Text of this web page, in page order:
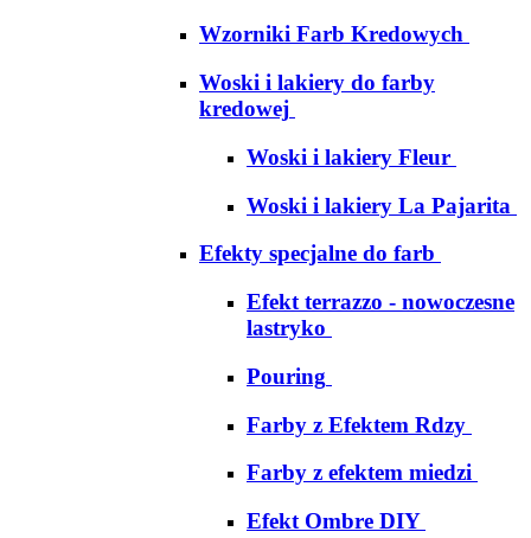
Wzorniki Farb Kredowych
Woski i lakiery do farby
kredowej
Woski i lakiery Fleur
Woski i lakiery La Pajarita
Efekty specjalne do farb
Efekt terrazzo - nowoczesne
lastryko
Pouring
Farby z Efektem Rdzy
Farby z efektem miedzi
Efekt Ombre DIY